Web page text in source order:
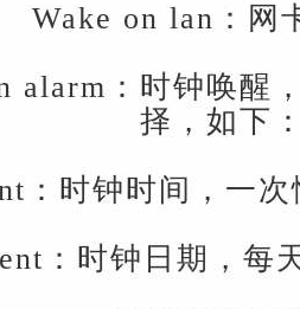
Wake on lan：网
alarm：时钟唤醒
择，如下
：时钟时间，一
：时钟日期，每